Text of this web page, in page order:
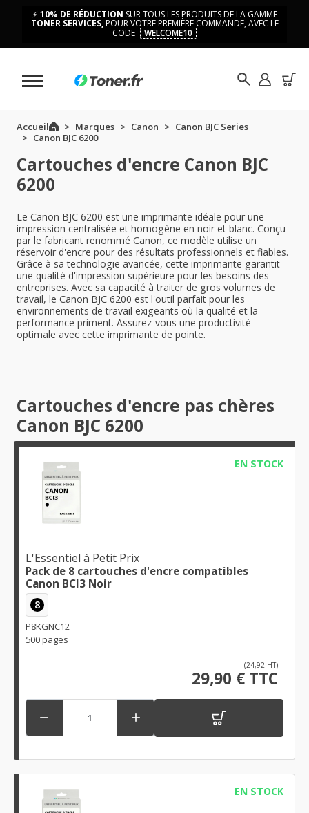
⚡ 10% DE RÉDUCTION SUR TOUS LES PRODUITS DE LA GAMME
TONER SERVICES,POUR VOTRE PREMIÈRE COMMANDE, AVEC LE
CODE
WELCOME10
Accueil Marques Canon
Canon BJC Series
Canon BJC 6200
Cartouches d'encre Canon BJC
6200
Le Canon BJC 6200 est une imprimante idéale pour une
impression centralisée et homogène en noir et blanc. Conçu
par le fabricant renommé Canon, ce modèle utilise un
réservoir d'encre pour des résultats professionnels et fiables.
Grâce à sa technologie avancée, cette imprimante garantit
une qualité d'impression supérieure pour les besoins des
entreprises. Avec sa capacité à traiter de gros volumes de
travail, le Canon BJC 6200 est l'outil parfait pour les
environnements de travail exigeants où la qualité et la
performance priment. Assurez-vous une productivité
optimale avec cette imprimante de pointe.
Cartouches d'encre pas chères
Canon BJC 6200
EN STOCK
L'Essentiel à Petit Prix
Pack de 8 cartouches d'encre compatibles
Canon BCI3 Noir
8
P8KGNC12
500 pages
(24,92 HT)
29,90 € TTC
 
EN STOCK